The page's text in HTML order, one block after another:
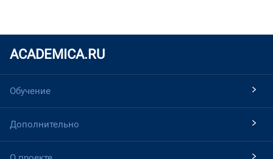
ACADEMICA.RU
Обучение
Дополнительно